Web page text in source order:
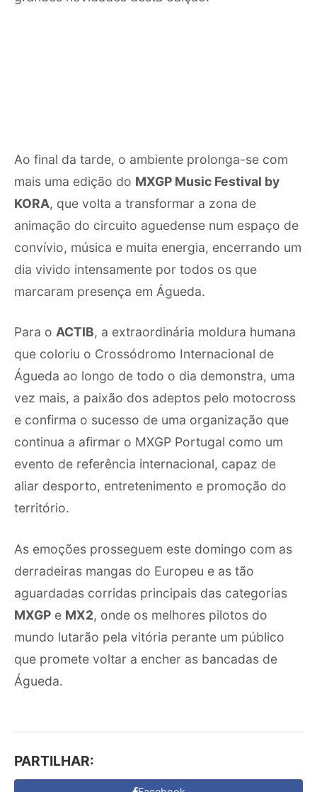
Ao final da tarde, o ambiente prolonga-se com
mais uma edição do MXGP Music Festival by
KORA, que volta a transformar a zona de
animação do circuito aguedense num espaço de
convívio, música e muita energia, encerrando um
dia vivido intensamente por todos os que
marcaram presença em Águeda.
Para o ACTIB, a extraordinária moldura humana
que coloriu o Crossódromo Internacional de
Águeda ao longo de todo o dia demonstra, uma
vez mais, a paixão dos adeptos pelo motocross
e confirma o sucesso de uma organização que
continua a afirmar o MXGP Portugal como um
evento de referência internacional, capaz de
aliar desporto, entretenimento e promoção do
território.
As emoções prosseguem este domingo com as
derradeiras mangas do Europeu e as tão
aguardadas corridas principais das categorias
MXGP e MX2, onde os melhores pilotos do
mundo lutarão pela vitória perante um público
que promete voltar a encher as bancadas de
Águeda.
PARTILHAR: